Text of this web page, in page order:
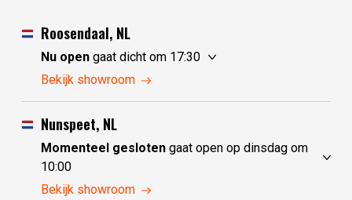
Roosendaal, NL
Nu opengaat dicht om 17:30
maandag
dinsdag
gesloten
woensdag
donderdag
10:00 - 17:30
vrijdag
10:00 - 17:30
zaterdag
Bekijk showroom
Nunspeet, NL
Momenteel geslotengaat open op dinsdag om
10:00
maandag
Bekijk showroom